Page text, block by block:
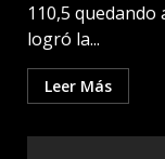
110,5 quedando
logró la...
Leer Más